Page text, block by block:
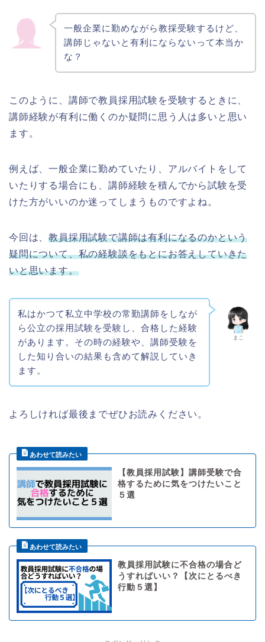
一般企業に勤めながら教採受験するけど、
講師じゃないと有利にならないって本当か
な？
このように、講師で教員採用試験を受験するときに、
講師経験が有利に働くのか疑問に思う人は多いと思い
ます。
例えば、一般企業に勤めていたり、アルバイトをして
いたりする場合にも、講師経験を積んでから試験を受
けた方がいいのか迷ってしまうものですよね。
今回は、教員採用試験で講師は有利になるのかという
疑問について、私の経験談をもとにお答えしていきた
いと思います。
まこ
私はかつて私立中学校の常勤講師をしなが
ら公立の採用試験を受験し、合格した経験
があります。その時の経験や、講師受験を
した知り合いの結果も含めて解説していき
ます。
よろしければ最後までぜひお読みください。
【教員採用試験】講師受験で合
格するために気をつけたいこと
５選
教員採用試験に不合格の場合ど
うすればいい？【次にとるべき
行動５選】